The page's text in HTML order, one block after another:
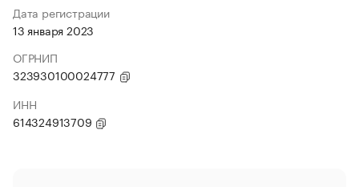
Дата регистрации
13 января 2023
ОГРНИП
323930100024777
ИНН
614324913709